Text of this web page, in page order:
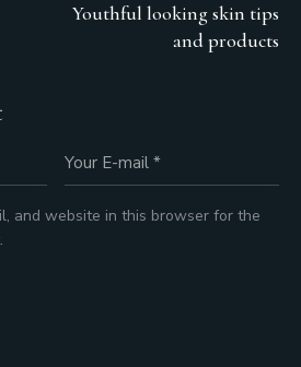
Youthful looking skin tips
and products
and website in this browser for the